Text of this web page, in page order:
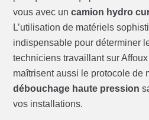
vous avec uncamion hydro
L’utilisation de matériels
indispensable pour déterminer
techniciens travaillant sur
maîtrisent aussi le protocole de
débouchage haute pression
vos installations.